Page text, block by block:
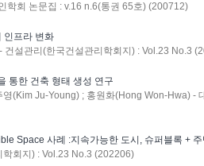
학회 논문집 : v.16 n.6(통권 65호) (200712)
인프라 변화
건설관리(한국건설관리학회지) : Vol.23 No.3
통한 건축 형태 생성 연구
(Kim Ju-Young) ; 홍원화(Hong Won-Hwa) -
Space 사례 :지속가능한 도시, 슈퍼블록 +
회지) : Vol.23 No.3 (202206)